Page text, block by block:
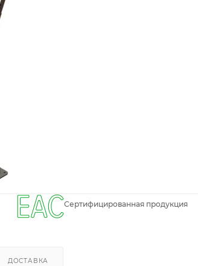
Сертифицированная продукция
ДОСТАВКА